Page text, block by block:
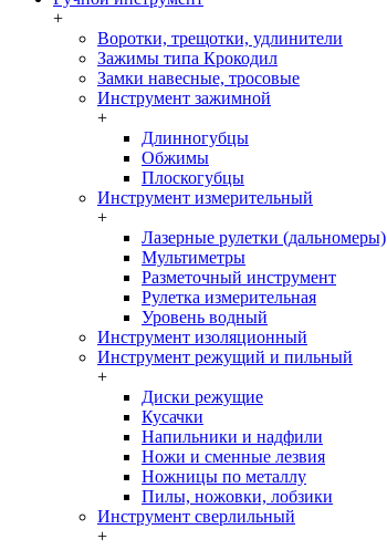
+
Воротки, трещотки, удлинители
Зажимы типа Крокодил
Замки навесные, тросовые
Инструмент зажимной
+
Длинногубцы
Обжимы
Плоскогубцы
Инструмент измерительный
+
Лазерные рулетки (дальномеры)
Мультиметры
Разметочный инструмент
Рулетка измерительная
Уровень водный
Инструмент изоляционный
Инструмент режущий и пильный
+
Диски режущие
Кусачки
Напильники и надфили
Ножи и сменные лезвия
Ножницы по металлу
Пилы, ножовки, лобзики
Инструмент сверлильный
+